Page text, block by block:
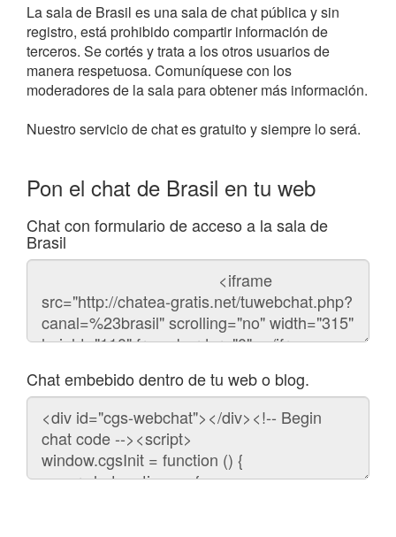
La sala de Brasil es una sala de chat pública y sin
registro, está prohibido compartir información de
terceros. Se cortés y trata a los otros usuarios de
manera respetuosa. Comuníquese con los
moderadores de la sala para obtener más información.
Nuestro servicio de chat es gratuito y siempre lo será.
Pon el chat de Brasil en tu web
Chat con formulario de acceso a la sala de
Brasil
Código
chat
Chat embebido dentro de tu web o blog.
Código
para
embeber
chat